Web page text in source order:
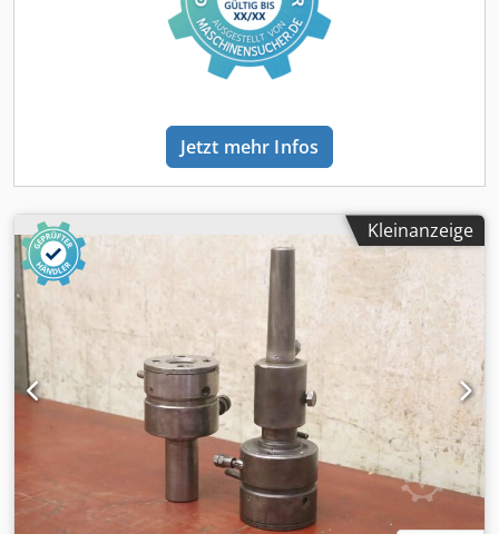
Jetzt mehr Infos
Kleinanzeige